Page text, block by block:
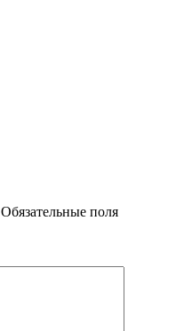
Обязательные поля